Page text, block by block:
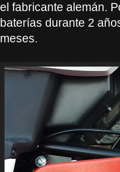
el fabricante alemán.
baterías durante 2
meses.